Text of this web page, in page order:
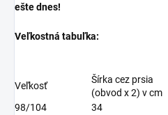
ešte dnes!
Veľkostná tabuľka:
Veľkosť
Šírka cez prsia
(obvod x 2) v cm
98/104
34